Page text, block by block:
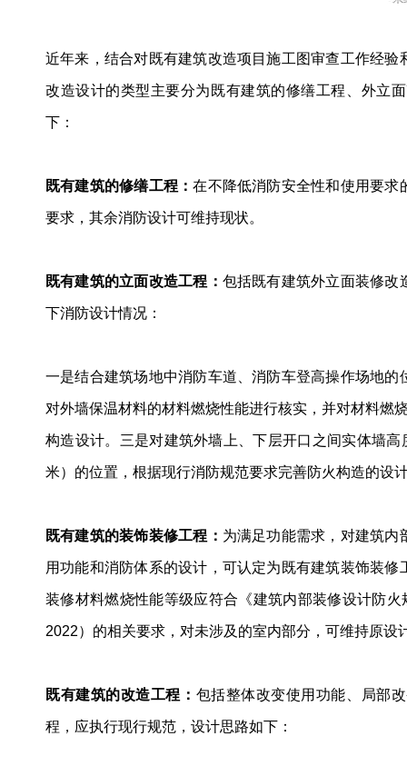
近年来，结合对既有建筑改造项目施工图审查工作经
改造设计的类型主要分为既有建筑的修缮工程、外立
下：
既有建筑的修缮工程：在不降低消防安全性和使用要求
要求，其余消防设计可维持现状。
既有建筑的立面改造工程： 包括既有建筑外立面装修改
下消防设计情况：
一是结合建筑场地中消防车道、消防车登高操作场地
对外墙保温材料的材料燃烧性能进行核实，并对材料燃
构造设计。三是对建筑外墙上、下层开口之间实体墙
米）的位置，根据现行消防规范要求完善防火构造的设
既有建筑的装饰装修工程： 为满足功能需求，对建筑内
用功能和消防体系的设计，可认定为既有建筑装饰装
装修材料燃烧性能等级应符合《建筑内部装修设计防
2022）的相关要求，对未涉及的室内部分，可维持原设
既有建筑的改造工程： 包括整体改变使用功能、局部
程，应执行现行规范，设计思路如下：